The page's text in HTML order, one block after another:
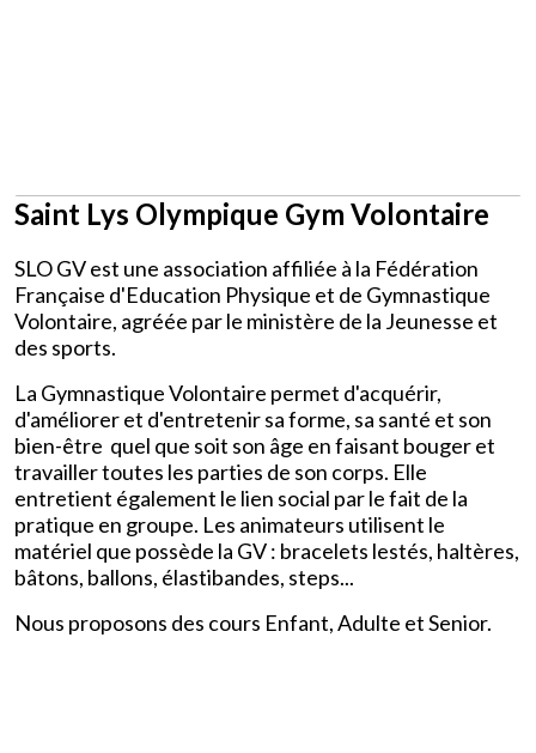
Saint Lys Olympique Gym Volontaire
SLO GV est une association affiliée à la Fédération
Française d'Education Physique et de Gymnastique
Volontaire, agréée par le ministère de la Jeunesse et
des sports.
La Gymnastique Volontaire permet d'acquérir,
d'améliorer et d'entretenir sa forme, sa santé et son
bien-être quel que soit son âge en faisant bouger et
travailler toutes les parties de son corps. Elle
entretient également le lien social par le fait de la
pratique en groupe. Les animateurs utilisent le
matériel que possède la GV : bracelets lestés, haltères,
bâtons, ballons, élastibandes, steps...
Nous proposons des cours Enfant, Adulte et Senior.